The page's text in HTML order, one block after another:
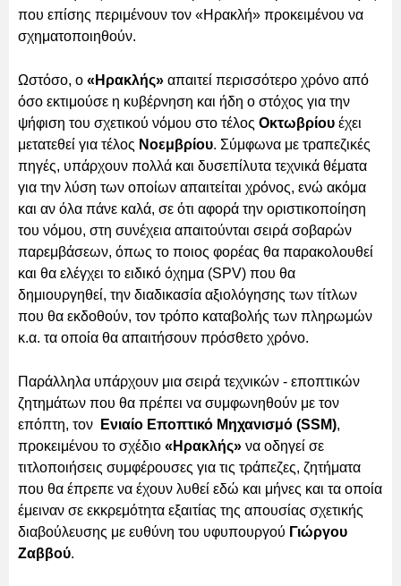
που επίσης περιμένουν τον «Ηρακλή» προκειμένου να
σχηματοποιηθούν.
Ωστόσο, ο «Ηρακλής» απαιτεί περισσότερο χρόνο από
όσο εκτιμούσε η κυβέρνηση και ήδη ο στόχος για την
ψήφιση του σχετικού νόμου στο τέλος Οκτωβρίου έχει
μετατεθεί για τέλος Νοεμβρίου. Σύμφωνα με τραπεζικές
πηγές, υπάρχουν πολλά και δυσεπίλυτα τεχνικά θέματα
για την λύση των οποίων απαιτείται χρόνος, ενώ ακόμα
και αν όλα πάνε καλά, σε ότι αφορά την οριστικοποίηση
του νόμου, στη συνέχεια απαιτούνται σειρά σοβαρών
παρεμβάσεων, όπως το ποιος φορέας θα παρακολουθεί
και θα ελέγχει το ειδικό όχημα (SPV) που θα
δημιουργηθεί, την διαδικασία αξιολόγησης των τίτλων
που θα εκδοθούν, τον τρόπο καταβολής των πληρωμών
κ.α. τα οποία θα απαιτήσουν πρόσθετο χρόνο.
Παράλληλα υπάρχουν μια σειρά τεχνικών - εποπτικών
ζητημάτων που θα πρέπει να συμφωνηθούν με τον
επόπτη, τον
Ενιαίο Εποπτικό Μηχανισμό (SSM),
προκειμένου το σχέδιο «Ηρακλής» να οδηγεί σε
τιτλοποιήσεις συμφέρουσες για τις τράπεζες, ζητήματα
που θα έπρεπε να έχουν λυθεί εδώ και μήνες και τα οποία
έμειναν σε εκκρεμότητα εξαιτίας της απουσίας σχετικής
διαβούλευσης με ευθύνη του υφυπουργού Γιώργου
Ζαββού.